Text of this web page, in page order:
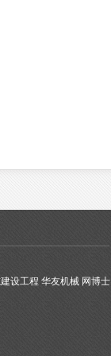
设工程 华友机械 网博士